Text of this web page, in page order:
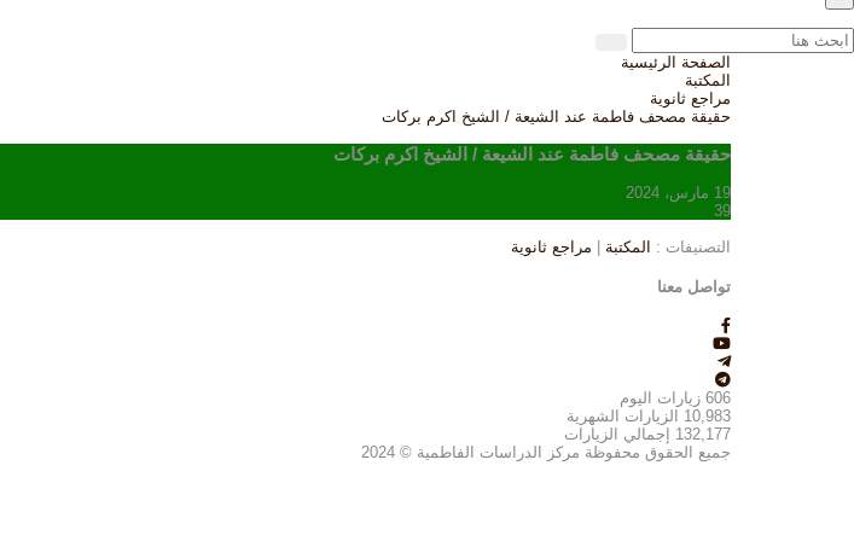
الصفحة الرئيسية
المكتبة
مراجع ثانوية
حقيقة مصحف فاطمة عند الشيعة / الشيخ اكرم بركات
حقيقة مصحف فاطمة عند الشيعة / الشيخ اكرم بركات
19 مارس، 2024
39
التصنيفات : المكتبة مراجع ثانوية
تواصل معنا
606 زيارات اليوم
10,983
الزيارات الشهرية
132,177
إجمالي الزيارات
جميع الحقوق محفوظة مركز الدراسات الفاطمية © 2024